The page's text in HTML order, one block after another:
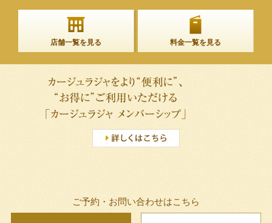
店舗一覧を見る 料金一覧を見る
ご予約・お問い合わせはこちら